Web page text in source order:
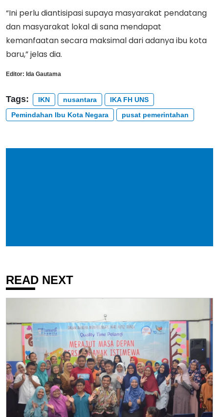
“Ini perlu diantisipasi supaya masyarakat pendatang
dan masyarakat lokal di sana mendapat
kemanfaatan secara maksimal dari adanya ibu kota
baru,” jelas dia.
Editor: Ida Gautama
Tags: IKN nusantara
IKA FH UNS
Pemindahan Ibu Kota Negara
pusat pemerintahan
READ NEXT